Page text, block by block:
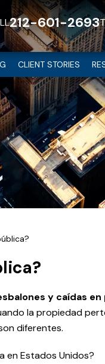
212-601-2693
CLIENT STORIES
y caídas
la propiedad
diferentes.
en Estados Unidos?